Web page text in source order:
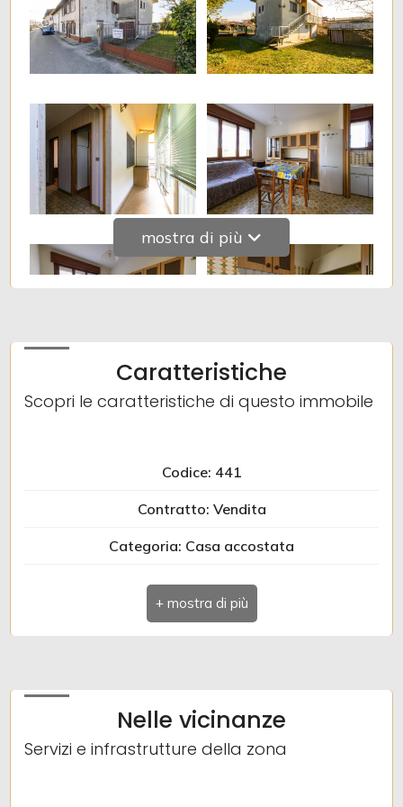
mostra di più
Caratteristiche
Scopri le caratteristiche di questo immobile
Codice: 441
Contratto: Vendita
Categoria: Casa accostata
Indirizzo: VIA MONSIGNOR ZANETTI
Comune: Farra d'Isonzo
Bagni: 2
Nelle vicinanze
Servizi e infrastrutture della zona
Giardino
Balcone/Terrazzo
Ascensore
Arredato
Lusso